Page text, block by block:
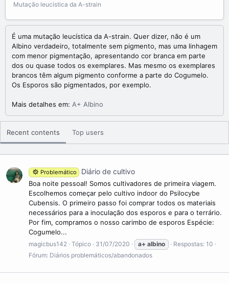
Mutação leucística da A-strain
É uma mutação leucística da A-strain. Quer dizer, não é um
Albino verdadeiro, totalmente sem pigmento, mas uma linhagem
com menor pigmentação, apresentando cor branca em parte
dos ou quase todos os exemplares. Mas mesmo os exemplares
brancos têm algum pigmento conforme a parte do Cogumelo.
Os Esporos são pigmentados, por exemplo.
Mais detalhes em: A+ Albino
Recent contents Top users
Problemático Diário de cultivo
Boa noite pessoal! Somos cultivadores de primeira viagem.
Escolhemos começar pelo cultivo indoor do Psilocybe
Cubensis. O primeiro passo foi comprar todos os materiais
necessários para a inoculação dos esporos e para o terrário.
Por fim, compramos o nosso carimbo de esporos Espécie:
Cogumelo...
magicbus142 Tópico 31/07/2020 a+ albino
Respostas: 10
Fórum: Diários problemáticos/abandonados